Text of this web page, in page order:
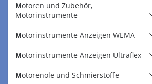
Motoren und Zubehör,
Motorinstrumente
Motorinstrumente Anzeigen WEMA
Motorinstrumente Anzeigen Ultraflex
Motorenöle und Schmierstoffe